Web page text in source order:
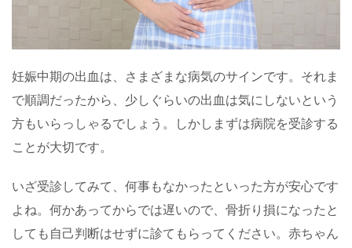
妊娠中期の出血は、さまざまな病気のサインです。それま
で順調だったから、少しぐらいの出血は気にしないという
方もいらっしゃるでしょう。しかしまずは病院を受診する
ことが大切です。
いざ受診してみて、何事もなかったといった方が安心です
よね。何かあってからでは遅いので、骨折り損になったと
しても自己判断はせずに診てもらってください。赤ちゃん